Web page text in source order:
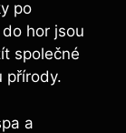
po‍
hor jsou
‍společné​
přírody.
a